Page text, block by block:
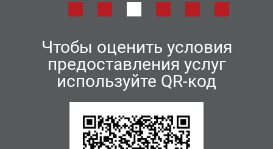
Чтобы оценить условия
предоставления услуг
используйте QR-код